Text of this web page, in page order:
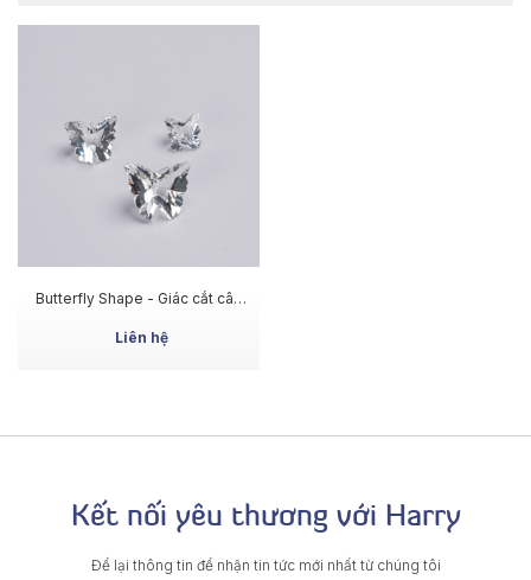
MUA NGAY
Butterfly Shape - Giác cắt cân
Liên hệ
Kết nối yêu thương với Harry
Để lại thông tin để nhận tin tức mới nhất từ chúng tôi